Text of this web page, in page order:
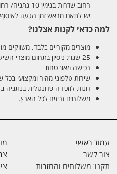
רחוב שדרות בנימין 10 נתניה/ רחוב פנקס 12 נתניה – לבחירתכם
יש לתאם מראש זמן הגעה לאיסוף עצמי
למה כדאי לקנות אצלנו?
מוצרים מקוריים בלבד. משווקים
25 שנות ניסיון בתחום מוצרי השיער והטיפוח
רכישה מאובטחת
שירות טלפוני מהיר ומקצועי
חנות למכירה פרונטלית בנתניה בעלת
משלוחים זריזים לכל הארץ.
עמוד ראשי
צור קשר
תקנון משלוחים והחזרות